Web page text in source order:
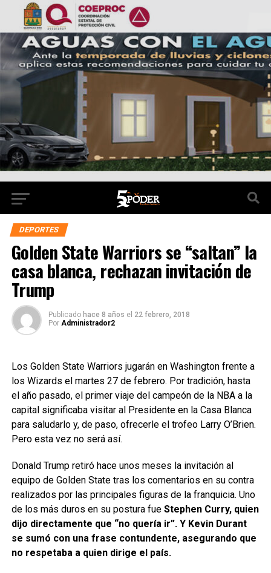
DEPORTES
Golden State Warriors se “saltan” la
casa blanca, rechazan invitación de
Trump
Publicado hace 8 años el 22 febrero, 2018
Por Administrador2
Los Golden State Warriors jugarán en Washington frente a
los Wizards el martes 27 de febrero. Por tradición, hasta
el año pasado, el primer viaje del campeón de la NBA a la
capital significaba visitar al Presidente en la Casa Blanca
para saludarlo y, de paso, ofrecerle el trofeo Larry O’Brien.
Pero esta vez no será así.
Donald Trump retiró hace unos meses la invitación al
equipo de Golden State tras los comentarios en su contra
realizados por las principales figuras de la franquicia. Uno
de los más duros en su postura fue Stephen Curry, quien
dijo directamente que “no quería ir”. Y Kevin Durant
se sumó con una frase contundente, asegurando que
no respetaba a quien dirige el país.